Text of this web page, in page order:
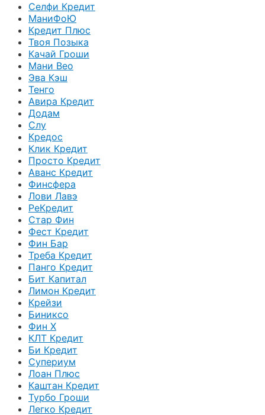
Селфи Кредит
МаниФоЮ
Кредит Плюс
Твоя Позыка
Качай Гроши
Мани Вео
Эва Кэш
Тенго
Авира Кредит
Додам
Слу
Кредос
Клик Кредит
Просто Кредит
Аванс Кредит
Финсфера
Лови Лавэ
РеКредит
Стар Фин
Фест Кредит
Фин Бар
Треба Кредит
Панго Кредит
Бит Капитал
Лимон Кредит
Крейзи
Биниксо
Фин Х
КЛТ Кредит
Би Кредит
Супериум
Лоан Плюс
Каштан Кредит
Турбо Гроши
Легко Кредит